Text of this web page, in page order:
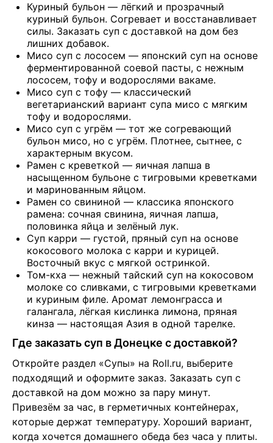
Куриный бульон — лёгкий и прозрачный
куриный бульон. Согревает и восстанавливает
силы. Заказать суп с доставкой на дом без
лишних добавок.
Мисо суп с лососем — японский суп на основе
ферментированной соевой пасты, с нежным
лососем, тофу и водорослями вакаме.
Мисо суп с тофу — классический
вегетарианский вариант супа мисо с мягким
тофу и водорослями.
Мисо суп с угрём — тот же согревающий
бульон мисо, но с угрём. Плотнее, сытнее, с
характерным вкусом.
Рамен с креветкой — яичная лапша в
насыщенном бульоне с тигровыми креветками
и маринованным яйцом.
Рамен со свининой — классика японского
рамена: сочная свинина, яичная лапша,
половинка яйца и зелёный лук.
Суп карри — густой, пряный суп на основе
кокосового молока с карри и курицей.
Восточный вкус с мягкой остринкой.
Том-кха — нежный тайский суп на кокосовом
молоке со сливками, с тигровыми креветками
и куриным филе. Аромат лемонграсса и
галангала, лёгкая кислинка лимона, пряная
кинза — настоящая Азия в одной тарелке.
Где заказать суп в Донецке с доставкой?
Откройте раздел «Супы» на Roll.ru, выберите
подходящий и оформите заказ. Заказать суп с
доставкой на дом можно за пару минут.
Привезём за час, в герметичных контейнерах,
которые держат температуру. Хороший вариант,
когда хочется домашнего обеда без часа у плиты.